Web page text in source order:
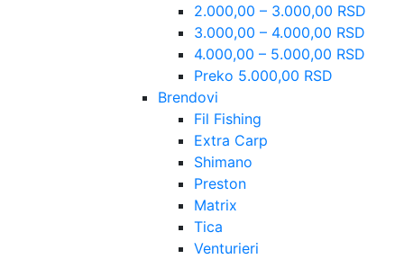
2.000,00 – 3.000,00 RSD
3.000,00 – 4.000,00 RSD
4.000,00 – 5.000,00 RSD
Preko 5.000,00 RSD
Brendovi
Fil Fishing
Extra Carp
Shimano
Preston
Matrix
Tica
Venturieri